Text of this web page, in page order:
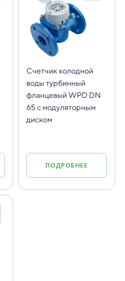
Счетчик холодной
воды турбинный
фланцевый WPD DN
65 с модуляторным
диском
ПОДРОБНЕЕ